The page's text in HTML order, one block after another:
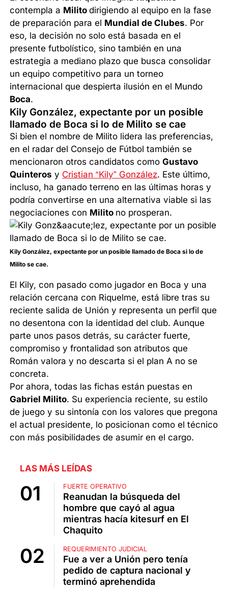
contempla a Militodirigiendo al equipo en la fase
de preparación para el Mundial de Clubes. Por
eso, la decisión no solo está basada en el
presente futbolístico, sino también en una
estrategia a mediano plazo que busca consolidar
un equipo competitivo para un torneo
internacional que despierta ilusión en el Mundo
Boca.
Kily González, expectante por un posible
llamado de Boca si lo de Milito se cae
Si bien el nombre de Milito lidera las preferencias,
en el radar del Consejo de Fútbol también se
mencionaron otros candidatos comoGustavo
Quinteros y Cristian “Kily” González. Este último,
incluso, ha ganado terreno en las últimas horas y
podría convertirse en una alternativa viable si las
negociaciones con Milito no prosperan.
Kily González, expectante por un posible llamado de Boca si lo de
Milito se cae.
El Kily, con pasado como jugador en Boca y una
relación cercana con Riquelme, está libre tras su
reciente salida de Unión y representa un perfil que
no desentona con la identidad del club. Aunque
parte unos pasos detrás, su carácter fuerte,
compromiso y frontalidad son atributos que
Román valora y no descarta si el plan A no se
concreta.
Por ahora, todas las fichas están puestas en
Gabriel Milito. Su experiencia reciente, su estilo
de juego y su sintonía con los valores que pregona
el actual presidente, lo posicionan como el técnico
con más posibilidades de asumir en el cargo.
LAS MÁS LEÍDAS
FUERTE OPERATIVO
Reanudan la búsqueda del
hombre que cayó al agua
mientras hacía kitesurf en El
Chaquito
REQUERIMIENTO JUDICIAL
Fue a ver a Unión pero tenía
pedido de captura nacional y
terminó aprehendida